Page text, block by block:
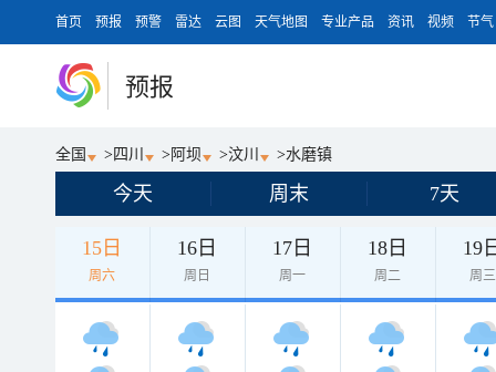
首页 预报 预警 雷达 云图 天气地图 专业产品 资讯 视频 节气
预报
全国 > 四川 > 阿坝 >汶川 >水磨镇
今天 周末 7天
15日
周六
16日
周日
17日
周一
18日
周二
19
周三